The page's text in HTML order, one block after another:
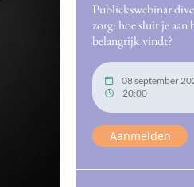
Publiekswebinar
zorg: hoe sluit je aan
belangrijk vindt?
08 september
20:00
Aanmelden